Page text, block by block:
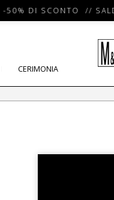
DI SCONTO //
CERIMONIA